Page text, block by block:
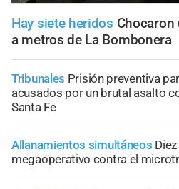
Hay siete heridos
a metros de La Bombonera
Tribunales Prisión preventiva
acusados por un brutal asalto
Santa Fe
Allanamientos simultáneos
megaoperativo contra el